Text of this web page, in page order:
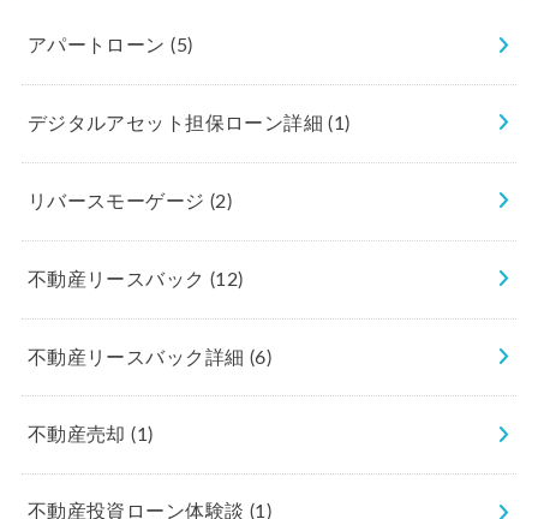
アパートローン(5)
デジタルアセット担保ローン詳細(1)
リバースモーゲージ (2)
不動産リースバック (12)
不動産リースバック詳細 (6)
不動産売却(1)
不動産投資ローン体験談 (1)